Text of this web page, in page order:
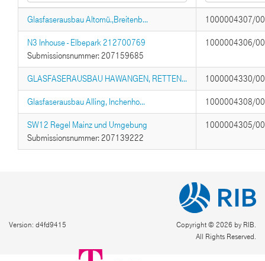
Glasfaserausbau Altomü.,Breitenb... 1000004307/
N3 Inhouse - Elbepark 212700769
Submissionsnummer: 207159685
1000004306/
GLASFASERAUSBAU HAWANGEN, RETTEN... 1000004330/
Glasfaserausbau Alling, Inchenho... 1000004308/
SW12 Regel Mainz und Umgebung
Submissionsnummer: 207139222
1000004305/
Version: d4fd9415
Copyright © 2026 by RIB.
All Rights Reserved.